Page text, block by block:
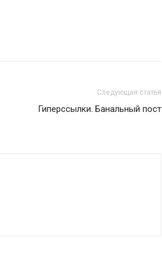
Следующая статья
Гиперссылки. Банальный пост